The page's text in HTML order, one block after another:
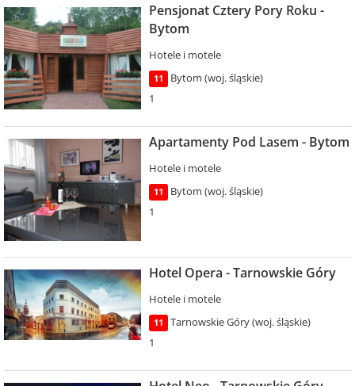
Pensjonat Cztery Pory Roku -
Bytom
Hotele i motele
11
Bytom (woj. śląskie)
1
Apartamenty Pod Lasem - Bytom
Hotele i motele
11
Bytom (woj. śląskie)
1
Hotel Opera - Tarnowskie Góry
Hotele i motele
11
Tarnowskie Góry (woj. śląskie)
1